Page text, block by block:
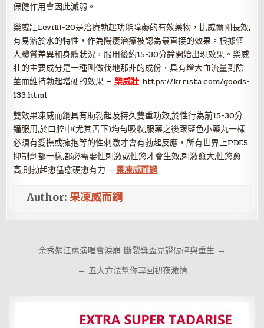
保健作用會因此減弱。
樂威壯Levifil-20是治療勃起功能障礙的有效藥物，比威爾剛長效,
有易溶於水的特性，作為陽痿治療被認為最直接的效果。根據個
人體質差異和身體狀況，服用後約15-30分鐘開始出現效果。樂威
壯的主要成分是一種叫做伐地那非的成份，具有增大血流量到陰
莖而維持勃起增硬的效果 –樂威壯 https://krrista.com/goods-
133.html
雙效果凍威而鋼具有助勃起及持久雙重功效,於性行為前15-30分
鐘服用,於口腔中(尤其舌下)均勻吸收,服藥之後跟藍色小藥丸一樣
必須有愛撫或擁抱等的性刺激才會有勃起反應，所有世界上PDE5
抑制劑都一樣,都必需要性刺激或性慾才會生效,刺激愈大,性慾愈
高,則勃起愈猛愈硬愈有力 –果凍威而鋼
Author:果凍威而鋼
覽
余秀娟江蕙演唱會淚崩 斷裂獎盃見證破碎與重生 →
← 五大方法幫你尋回初夜激情